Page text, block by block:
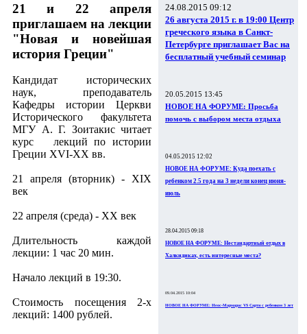
21 и 22 апреля
приглашаем на лекции
"Новая и новейшая
история Греции"
Кандидат исторических
наук, преподаватель
Кафедры истории Церкви
Исторического факультета
МГУ А. Г. Зоитакис читает
курс лекций по истории
Греции XVI-XX вв.
21 апреля (вторник) - XIX
век
22 апреля (среда) - XX век
Длительность каждой
лекции: 1 час 20 мин.
Начало лекций в 19:30.
Стоимость посещения 2-х
лекций: 1400 рублей.
24.08.2015 09:12
26 августа 2015 г. в 19:00 Центр
греческого языка в Санкт-
Петербурге приглашает Вас на
бесплатный учебный семинар
20.05.2015 13:45
НОВОЕ НА ФОРУМЕ: Просьба
помочь с выбором места отдыха
04.05.2015 12:02
НОВОЕ НА ФОРУМЕ: Куда поехать с
ребенком 2.5 года на 3 недели конец июня-
июль
28.04.2015 09:18
НОВОЕ НА ФОРУМЕ: Нестандартный отдых в
Халкидиках, есть интересные места?
09.04.2015 10:04
НОВОЕ НА ФОРУМЕ: Неос-Мармарас VS Сарти с ребенком 3 лет